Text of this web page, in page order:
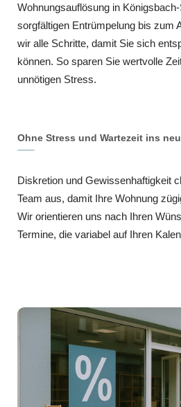
Wohnungsauflösung in
sorgfältigen Entrümpelung bis zum
wir alle Schritte, damit Sie sich
können. So sparen Sie wertvolle
unnötigen Stress.
Ohne Stress und Wartezeit ins
Diskretion und Gewissenhaftigkeit
Team aus, damit Ihre Wohnung
Wir orientieren uns nach Ihren
Termine, die variabel auf Ihren